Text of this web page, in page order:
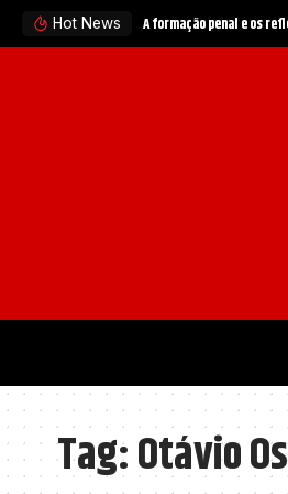
Hot News A formação penal e os
Tag:Otávio